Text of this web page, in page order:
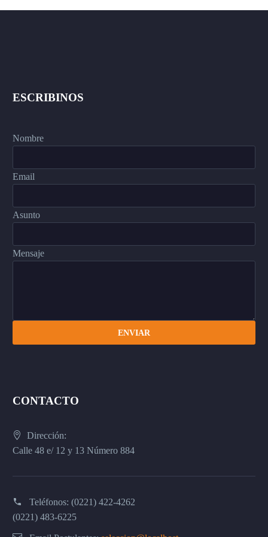
ESCRIBINOS
Nombre
Email
Asunto
Mensaje
CONTACTO
Dirección:
Calle 48 e/ 12 y 13 Número 884
Teléfonos: (0221) 422-4262
(0221) 483-6225